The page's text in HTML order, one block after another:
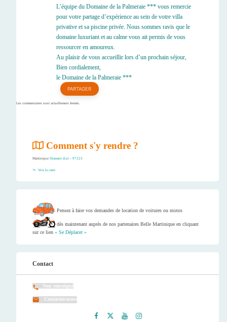
L’équipe du Domaine de la Palmeraie *** vous remercie
pour votre partage d’expérience au sein de votre villa
privative et sa piscine privée. Nous sommes ravis que le
domaine luxuriant et au calme vous ait permis de vous
ressourcer en amoureux.
Au plaisir de vous accueillir lors d’un prochain séjour,
Bien cordialement,
le Domaine de la Palmeraie ***
PARTAGER
Les commentaires sont actuellement fermés.
Comment s'y rendre ?
Martinique Diamant (Le) – 97223
Voir la carte
Pensez à faire vos demandes de location de voitures ou motos
dès maintenant auprès de nos partenaires Belle Martinique en cliquant
sur ce lien « Se Déplacer »
Contact
Non renseigné
Contactez-nous